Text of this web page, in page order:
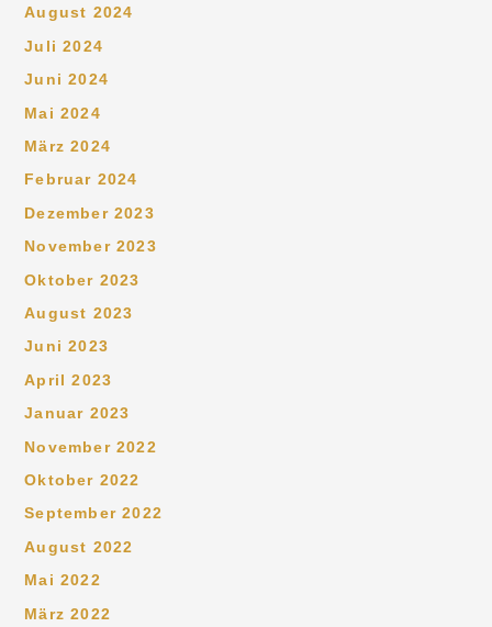
August 2024
Juli 2024
Juni 2024
Mai 2024
März 2024
Februar 2024
Dezember 2023
November 2023
Oktober 2023
August 2023
Juni 2023
April 2023
Januar 2023
November 2022
Oktober 2022
September 2022
August 2022
Mai 2022
März 2022